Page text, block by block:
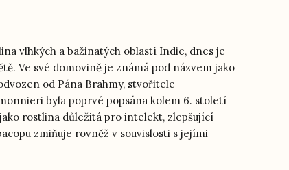
vlhkých a bažinatých oblastí Indie, dnes je
Ve své domovině je známá pod názvem jako
od Pána Brahmy, stvořitele
byla poprvé popsána kolem 6. století
rostlina důležitá pro intelekt, zlepšující
zmiňuje rovněž v souvislosti s jejími